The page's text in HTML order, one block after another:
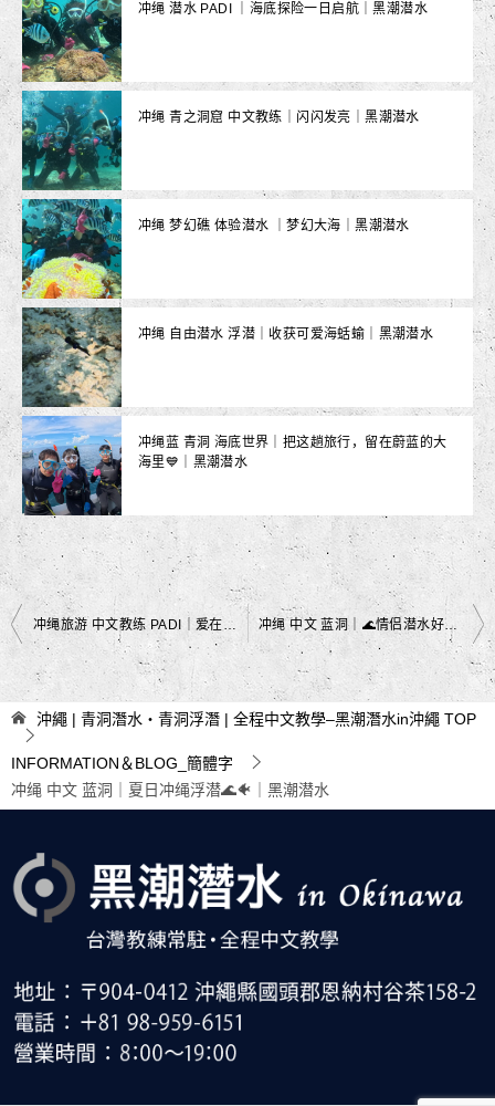
冲绳 潜水 PADI ｜海底探险一日启航｜黑潮潜水
冲绳 青之洞窟 中文教练｜闪闪发亮｜黑潮潜水
冲绳 梦幻礁 体验潜水 ｜梦幻大海｜黑潮潜水
冲绳 自由潜水 浮潜｜收获可爱海蛞蝓｜黑潮潜水
冲绳蓝 青洞 海底世界｜把这趟旅行，留在蔚蓝的大
海里💙｜黑潮潜水
文
章
导
航
冲绳旅游 中文教练 PADI｜爱在海底悄悄发光✨｜黑潮潜水 冲绳 中文 蓝洞｜🌊情侣潜水好好玩｜黑潮潜水
沖繩 | 青洞潛水・青洞浮潛 | 全程中文教學–黑潮潛水in沖繩 TOP
INFORMATION＆BLOG_簡體字
冲绳 中文 蓝洞｜夏日冲绳浮潜🌊🐠｜黑潮潜水